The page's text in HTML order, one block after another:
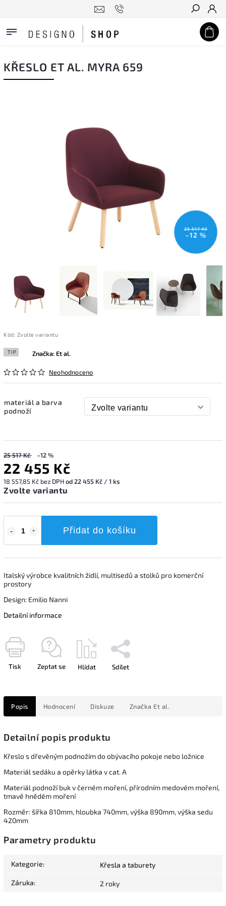
Hledat
KŘESLO ET AL. MYRA 659
25 517 Kč
–12 %
Kód: Zvolte variantu
TIP
Neohodnoceno
Značka:Et al.
materiál a barva
podnoží
25 517 Kč –12 %
22 455 Kč
18 557,85 Kč bez DPHod 22 455 Kč / 1 ks
Zvolte variantu
Přidat do košíku
Italský výrobce kvalitních židlí, multisedů a stolků pro komerční
prostory
Design: Emilio Nanni
Detailní informace
Tisk Zeptat se Hlídat Sdílet
Popis Hodnocení Diskuze Značka Et al.
Detailní popis produktu
Křeslo s dřevěným podnožím do obývacího pokoje nebo ložnice
Materiál sedáku a opěrky látka v cat. A
Materiál podnoží buk v černém moření, přírodním medovém moření,
tmavě hnědém moření
Rozměr: šířka 810mm, hloubka 740mm, výška 890mm, výška sedu
420mm
Parametry produktu
Kategorie: Křesla a taburety
Záruka: 2 roky